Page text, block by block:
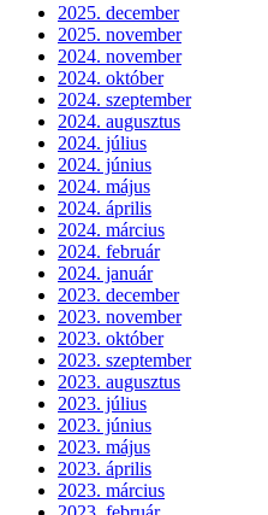
2025. december
2025. november
2024. november
2024. október
2024. szeptember
2024. augusztus
2024. július
2024. június
2024. május
2024. április
2024. március
2024. február
2024. január
2023. december
2023. november
2023. október
2023. szeptember
2023. augusztus
2023. július
2023. június
2023. május
2023. április
2023. március